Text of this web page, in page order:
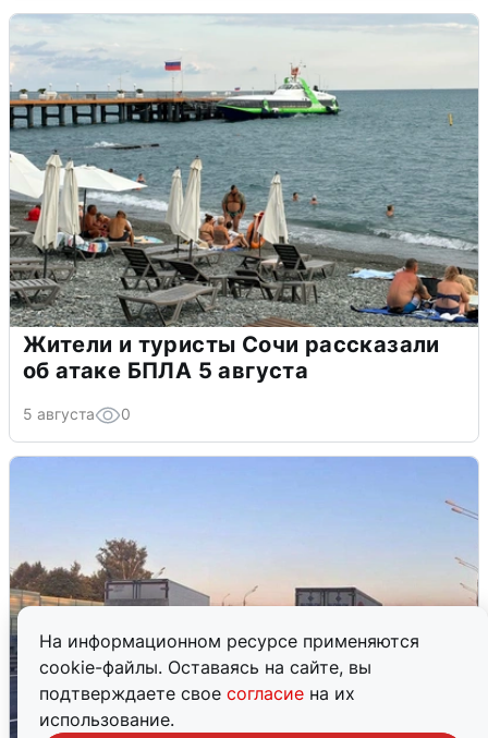
На информационном ресурсе применяются
cookie-файлы. Оставаясь на сайте, вы
подтверждаете свое согласие на их
использование.
Жители и туристы Сочи рассказали
об атаке БПЛА 5 августа
5 августа 0